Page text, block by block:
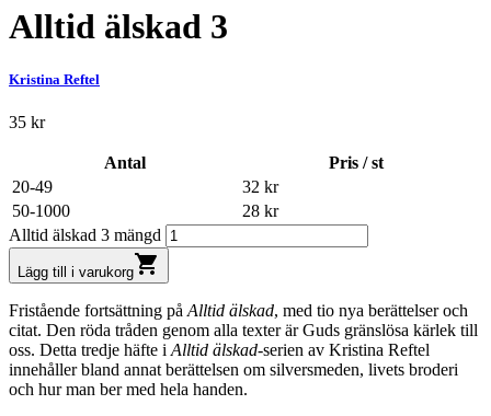
Alltid älskad 3
Kristina Reftel
35 kr
Antal
Pris / st
20-49
32 kr
50-1000
28 kr
Alltid älskad 3 mängd
Lägg till i varukorgshopping_cart
Fristående fortsättning på Alltid älskad, med tio nya berättelser och
citat. Den röda tråden genom alla texter är Guds gränslösa kärlek till
oss. Detta tredje häfte i Alltid älskad-serien av Kristina Reftel
innehåller bland annat berättelsen om silversmeden, livets broderi
och hur man ber med hela handen.